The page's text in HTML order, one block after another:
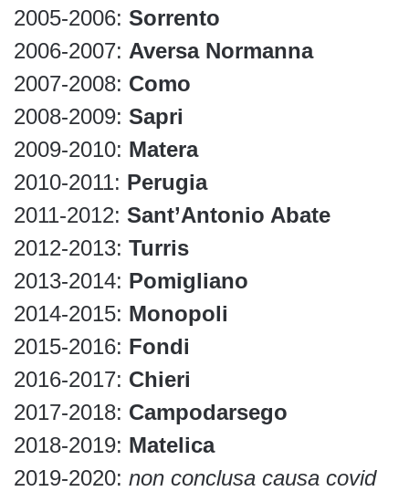
2005-2006: Sorrento
2006-2007: Aversa Normanna
2007-2008: Como
2008-2009: Sapri
2009-2010: Matera
2010-2011: Perugia
2011-2012: Sant’Antonio Abate
2012-2013: Turris
2013-2014: Pomigliano
2014-2015: Monopoli
2015-2016: Fondi
2016-2017: Chieri
2017-2018: Campodarsego
2018-2019: Matelica
2019-2020: non conclusa causa covid